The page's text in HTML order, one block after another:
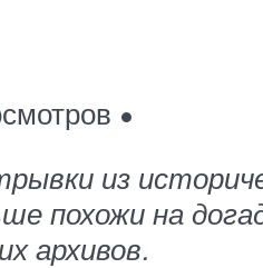
•
из
похожи на
архивов.